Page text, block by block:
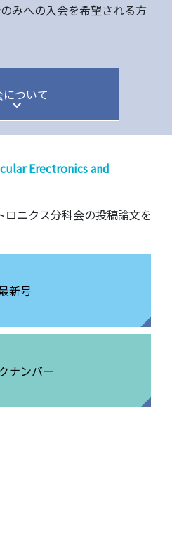
みへの入会を希望される方
について
Erectronics and
ニクス分科会の投稿論文を
新号
ナンバー